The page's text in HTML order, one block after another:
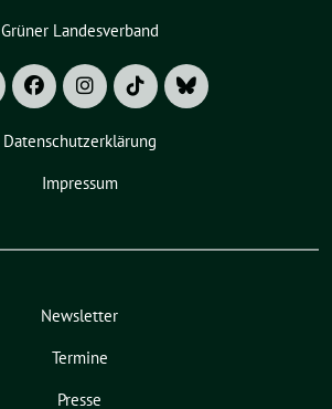
Grüner Landesverband
Datenschutzerklärung
Impressum
Newsletter
Termine
Presse